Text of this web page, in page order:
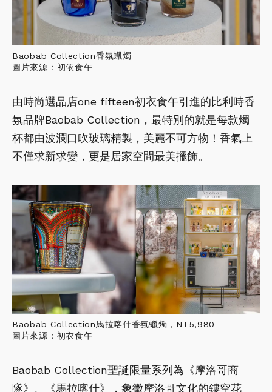
Baobab Collection香氛蠟燭
圖片來源：初依食午
由時尚選品店one fifteen初衣食午引進的比利時香
氛品牌Baobab Collection，最特別的就是每款燭
杯都由波瀾口吹玻璃精製，美麗不可方物！香氣上
不僅求新求變，更是居家空間最美擺飾。
Baobab Collection馬拉喀什香氛蠟燭，NT5,980
圖片來源：初衣食午
Baobab Collection聖誕限量系列為《摩洛哥商
隊》、《馬拉喀什》，象徵摩洛哥文化的鏤空花